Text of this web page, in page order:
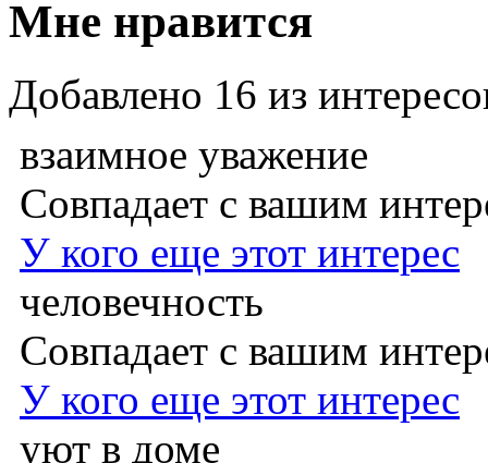
Мне нравится
Добавлено 16 из
взаимное уважение
Совпадает с вашим
У кого еще этот интерес
человечность
Совпадает с вашим
У кого еще этот интерес
уют в доме